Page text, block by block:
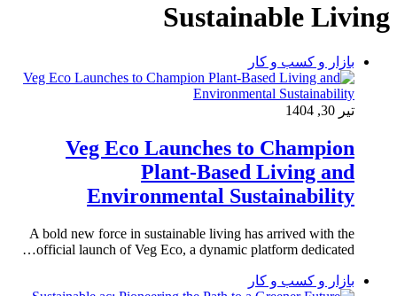
Sustainable Living
بازار و کسب و کار
تیر 30, 1404
Veg Eco Launches to Champion
Plant-Based Living and
Environmental Sustainability
A bold new force in sustainable living has arrived with the
official launch of Veg Eco, a dynamic platform dedicated…
بازار و کسب و کار